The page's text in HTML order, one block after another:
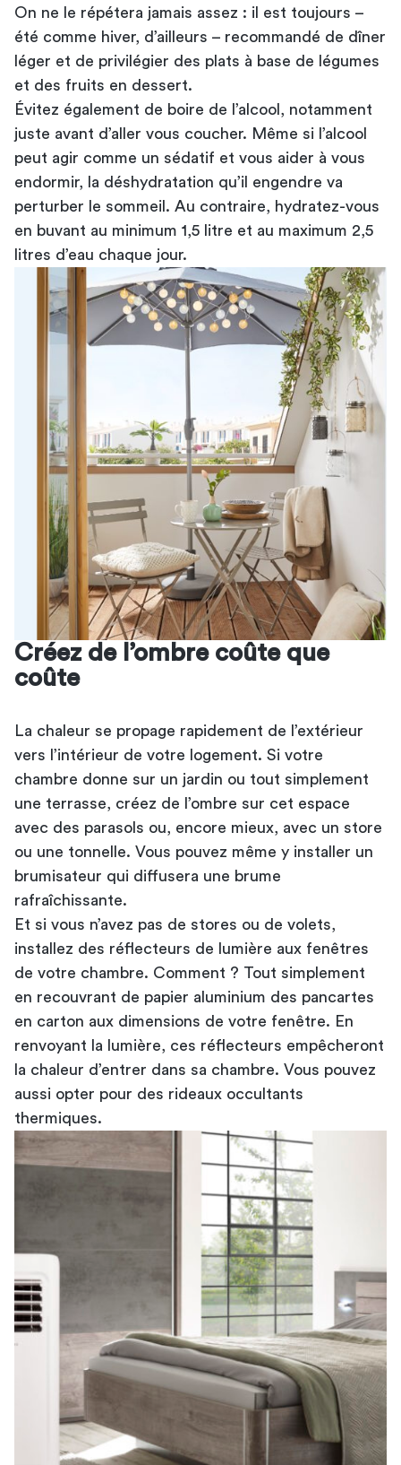
On ne le répétera jamais assez : il est toujours –
été comme hiver, d’ailleurs – recommandé de dîner
léger et de privilégier des plats à base de légumes
et des fruits en dessert.
Évitez également de boire de l’alcool, notamment
juste avant d’aller vous coucher. Même si l’alcool
peut agir comme un sédatif et vous aider à vous
endormir, la déshydratation qu’il engendre va
perturber le sommeil. Au contraire, hydratez-vous
en buvant au minimum 1,5 litre et au maximum 2,5
litres d’eau chaque jour.
Créez de l’ombre coûte que
coûte
La chaleur se propage rapidement de l’extérieur
vers l’intérieur de votre logement. Si votre
chambre donne sur un jardin ou tout simplement
une terrasse, créez de l’ombre sur cet espace
avec des parasols ou, encore mieux, avec un store
ou une tonnelle. Vous pouvez même y installer un
brumisateur qui diffusera une brume
rafraîchissante.
Et si vous n’avez pas de stores ou de volets,
installez des réflecteurs de lumière aux fenêtres
de votre chambre. Comment ? Tout simplement
en recouvrant de papier aluminium des pancartes
en carton aux dimensions de votre fenêtre. En
renvoyant la lumière, ces réflecteurs empêcheront
la chaleur d’entrer dans sa chambre. Vous pouvez
aussi opter pour des rideaux occultants
thermiques.